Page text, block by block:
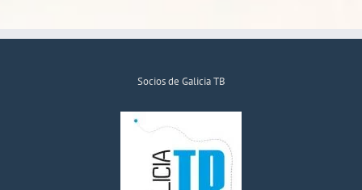
Socios de Galicia TB